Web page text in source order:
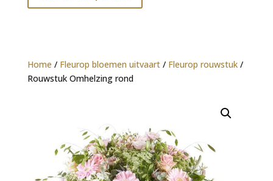
Home / Fleurop bloemen uitvaart/ Fleurop rouwstuk/
Rouwstuk Omhelzing rond